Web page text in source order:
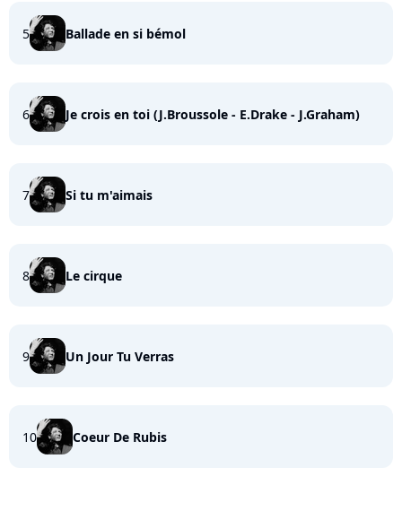
5 Ballade en si bémol
6 Je crois en toi (J.Broussole - E.Drake - J.Graham)
7 Si tu m'aimais
8 Le cirque
9 Un Jour Tu Verras
10 Coeur De Rubis